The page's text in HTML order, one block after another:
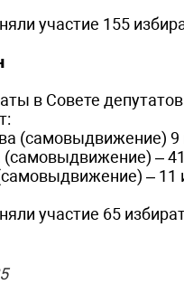
участие 155
в Совете
(самовыдвижение) 9
– 41
– 11
участие 65